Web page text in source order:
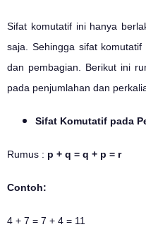
Sifat komutatif ini hanya
saja. Sehingga sifat
dan pembagian. Berikut ini
pada penjumlahan dan
Sifat Komutatif pada
Rumus : p + q = q + p = r
Contoh:
4 + 7 = 7 + 4 = 11